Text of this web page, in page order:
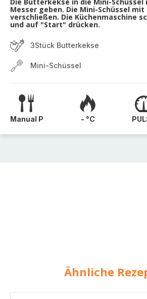
Messer geben. Die Mini-Schüssel mit
verschließen. Die Küchenmaschine
und auf "Start" drücken.
3Stück Butterkekse
Mini-Schüssel
Manual P - °C
Ähnliche